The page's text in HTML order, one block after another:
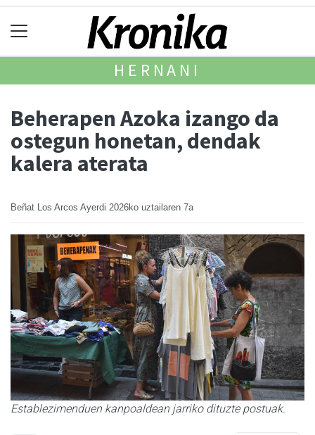
HERNANI
Beherapen Azoka izango da
ostegun honetan, dendak
kalera aterata
Beñat Los Arcos Ayerdi 2026ko uztailaren 7a
Establezimenduen kanpoaldean jarriko dituzte postuak.